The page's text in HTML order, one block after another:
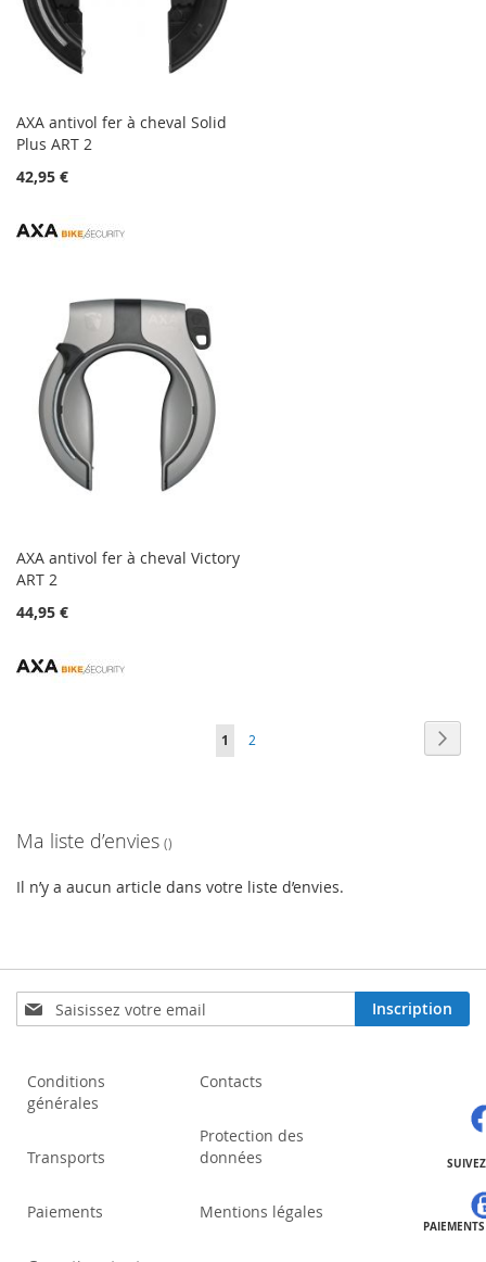
AXA antivol fer à cheval Solid
Plus ART 2
42,95 €
AXA antivol fer à cheval Victory
ART 2
44,95 €
Vous
1 Page
2
Ma liste d’envies
Il n’y a aucun article dans votre liste d’envies.
Inscription
à
d’information
Inscription
Conditions
générales
Transports
Paiements
Contacts
Protection des
données
Mentions légales